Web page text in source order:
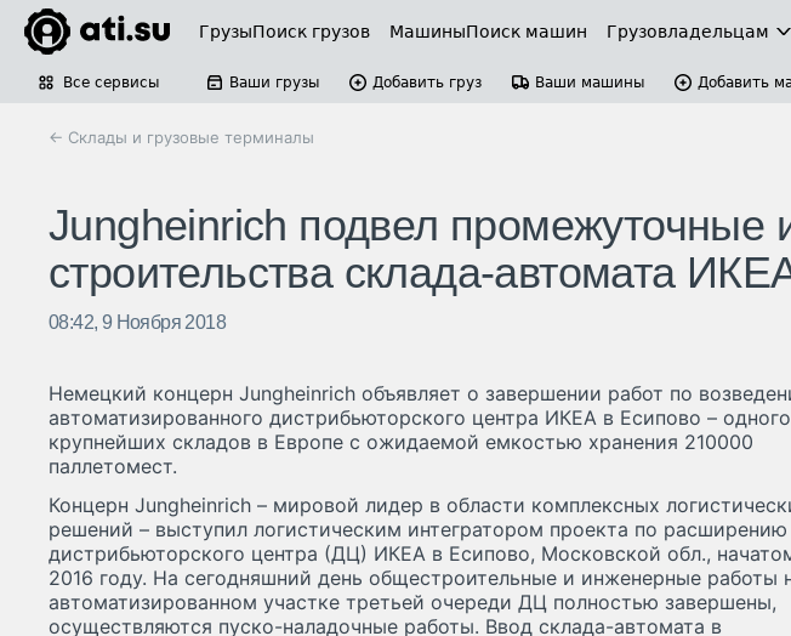
ГрузыПоиск грузов МашиныПоиск машин Грузовладельцам
Все сервисы Ваши грузы Добавить груз Ваши машины Добавить
← Склады и грузовые терминалы
Jungheinrich подвел промежуточные
строительства склада-автомата
08:42, 9 Ноября 2018
Немецкий концерн Jungheinrich объявляет о завершении работ по
автоматизированного дистрибьюторского центра ИКЕА в Есипово –
крупнейших складов в Европе с ожидаемой емкостью хранения 210000
паллетомест.
Концерн Jungheinrich – мировой лидер в области комплексных
решений – выступил логистическим интегратором проекта по расширению
дистрибьюторского центра (ДЦ) ИКЕА в Есипово, Московской обл.,
2016 году. На сегодняшний день общестроительные и инженерные работы
автоматизированном участке третьей очереди ДЦ полностью завершены,
осуществляются пуско-наладочные работы. Ввод склада-автомата в